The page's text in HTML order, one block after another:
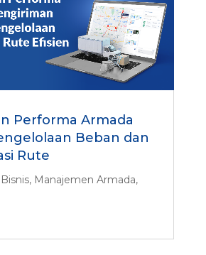
Performa Armada
Beban dan
Rute
Bisnis, Manajemen Armada,